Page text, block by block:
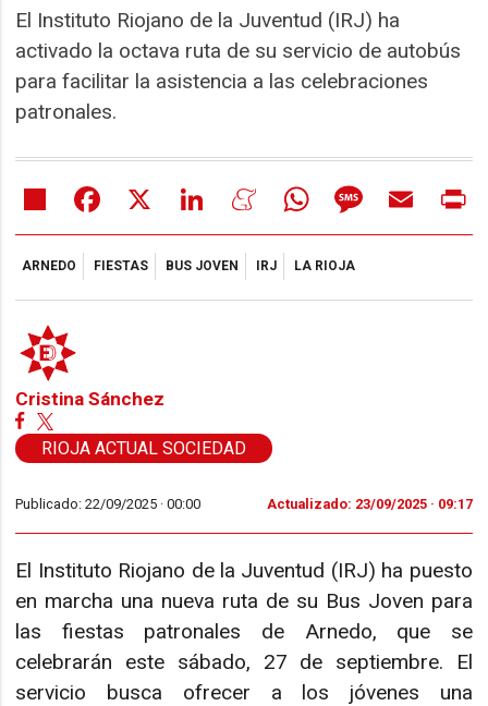
El Instituto Riojano de la Juventud (IRJ) ha
activado la octava ruta de su servicio de autobús
para facilitar la asistencia a las celebraciones
patronales.
Share Facebook LinkedIn MeneameWhatsAppMessageEmail
ARNEDO FIESTAS BUS JOVEN IRJ LA RIOJA
Cristina Sánchez
RIOJA ACTUAL SOCIEDAD
Publicado: 22/09/2025 ·00:00 Actualizado: 23/09/2025 · 09:17
El Instituto Riojano de la Juventud (IRJ) ha puesto
en marcha una nueva ruta de su Bus Joven para
las fiestas patronales de Arnedo, que se
celebrarán este sábado, 27 de septiembre. El
servicio busca ofrecer a los jóvenes una